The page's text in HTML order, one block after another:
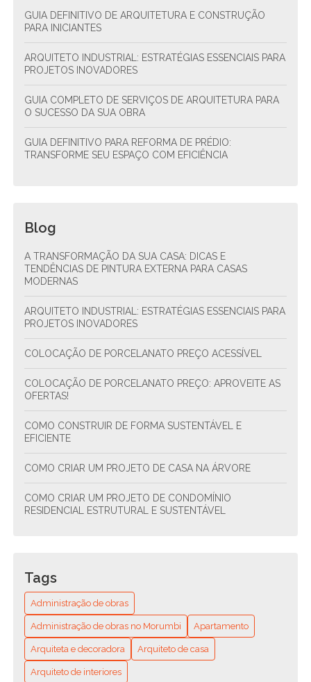
GUIA DEFINITIVO DE ARQUITETURA E CONSTRUÇÃO
PARA INICIANTES
ARQUITETO INDUSTRIAL: ESTRATÉGIAS ESSENCIAIS PARA
PROJETOS INOVADORES
GUIA COMPLETO DE SERVIÇOS DE ARQUITETURA PARA
O SUCESSO DA SUA OBRA
GUIA DEFINITIVO PARA REFORMA DE PRÉDIO:
TRANSFORME SEU ESPAÇO COM EFICIÊNCIA
Blog
A TRANSFORMAÇÃO DA SUA CASA: DICAS E
TENDÊNCIAS DE PINTURA EXTERNA PARA CASAS
MODERNAS
ARQUITETO INDUSTRIAL: ESTRATÉGIAS ESSENCIAIS PARA
PROJETOS INOVADORES
COLOCAÇÃO DE PORCELANATO PREÇO ACESSÍVEL
COLOCAÇÃO DE PORCELANATO PREÇO: APROVEITE AS
OFERTAS!
COMO CONSTRUIR DE FORMA SUSTENTÁVEL E
EFICIENTE
COMO CRIAR UM PROJETO DE CASA NA ÁRVORE
COMO CRIAR UM PROJETO DE CONDOMÍNIO
RESIDENCIAL ESTRUTURAL E SUSTENTÁVEL
COMO ENCONTRAR O ENCANADOR MAIS PRÓXIMO DE
VOCÊ? GUIA COMPLETO PARA RESOLVER SEUS
PROBLEMAS HIDRÁULICOS RÁPIDO E FÁCIL
COMO ENCONTRAR O MELHOR ENCANADOR
RESIDENCIAL PERTO DE MIM: DICAS E RECOMENDAÇÕES
Tags
Administração de obras
Administração de obras no Morumbi Apartamento
Arquiteta e decoradora Arquiteto de casa
Arquiteto de interiores